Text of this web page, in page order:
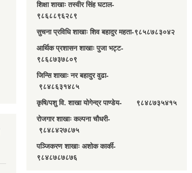
शिक्षा शाखाः तस्वीर सिंह घटाल-
९८६८८९६२८९
सुचना प्रविधि शाखाः शिव बहादुर महता-९८५८७८३०४२
आर्थिक प्रशासन शाखाः पुजा भट्ट-
९८६८७३७८०९
जिन्सि शाखाः नर बहादुर वुढा-
९८४८६३१४८५
कृषि/पशु वि. शाखा योगेन्द्र पाण्डेय- ९८४८७३५४१५
रोजगार शाखाः कल्पना चौधरी-
९८४८४२७८७५
पञ्जिकरण शाखाः अशोक कार्की-
९८४८७८७८७६